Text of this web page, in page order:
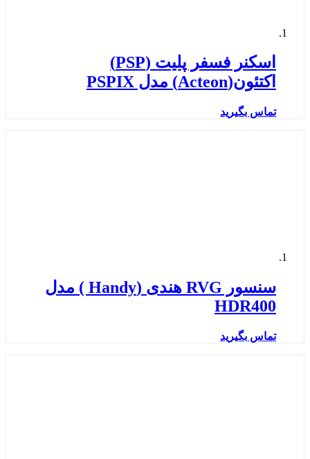
اسکنر فسفر پلیت (PSP)
اکتئون(Acteon) مدل PSPIX
تماس بگیرید
سنسور RVG هندی (Handy ) مدل
HDR400
تماس بگیرید